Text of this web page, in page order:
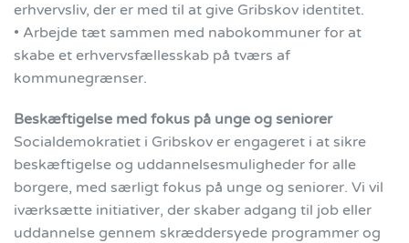
erhvervsliv, der er med til at give Gribskov identitet.
• Arbejde tæt sammen med nabokommuner for at
skabe et erhvervsfællesskab på tværs af
kommunegrænser.
Beskæftigelse med fokus på unge og seniorer
Socialdemokratiet i Gribskov er engageret i at sikre
beskæftigelse og uddannelsesmuligheder for alle
borgere, med særligt fokus på unge og seniorer. Vi vil
iværksætte initiativer, der skaber adgang til job eller
uddannelse gennem skræddersyede programmer og